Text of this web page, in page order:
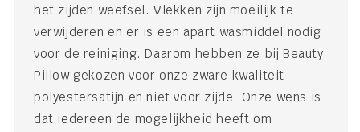
het zijden weefsel. Vlekken zijn moeilijk te
verwijderen en er is een apart wasmiddel nodig
voor de reiniging. Daarom hebben ze bij Beauty
Pillow gekozen voor onze zware kwaliteit
polyestersatijn en niet voor zijde. Onze wens is
dat iedereen de mogelijkheid heeft om